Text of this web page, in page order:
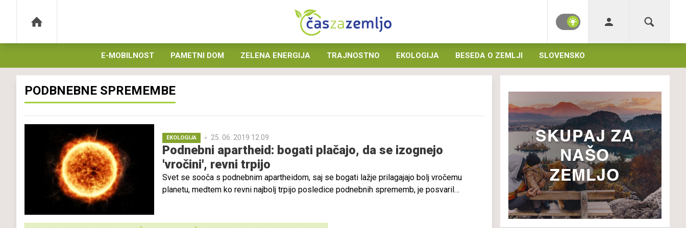
E-MOBILNOST PAMETNI DOM ZELENA ENERGIJA TRAJNOSTNO EKOLOGIJA BESEDA O ZEMLJI SLOVENSKO
PODBNEBNE SPREMEMBE
EKOLOGIJA 25. 06. 2019 12.09
Podnebni apartheid: bogati plačajo, da se izognejo
'vročini', revni trpijo
Svet se sooča s podnebnim apartheidom, saj se bogati lažje prilagajajo bolj vročemu
planetu, medtem ko revni najbolj trpijo posledice podnebnih sprememb, je posvaril